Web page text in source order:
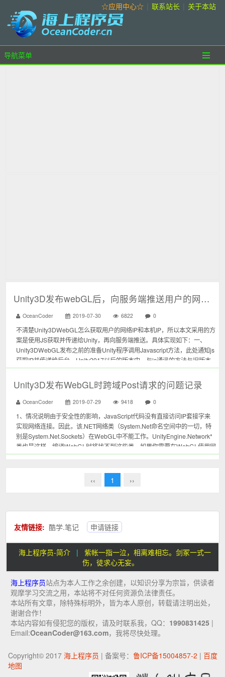
☆应用中心☆ 联系站长 关于本站
导航菜单
Unity3D发布webGL后，向服务端推送用户的网络IP和本机IP
OceanCoder 2019-07-30 6822 0
不清楚Unity3DWebGL怎么获取用户的网络IP和本机IP，所以本文采用的方
案是使用JS获取并传递给Unity，再向服务端推送。具体实现如下：一、
Unity3DWebGL发布之前的准备Unity程序调用Javascript方法，此处通知js
获取IP并传递给后台。Unity2017以后的版本中，与js通讯的方法与旧版本
不同，具体如下：http...
Unity3D发布WebGL时跨域Post请求的问题记录
OceanCoder 2019-07-29 9418 0
1、情况说明由于安全性的影响，JavaScript代码没有直接访问IP套接字来
实现网络连接。因此，该.NET网络类（System.Net命名空间中的一切，特
别是System.Net.Sockets）在WebGL中不能工作。UnityEngine.Network*
类也是这样，编译WebGL时将找不到这些类。如果你需要在WebGL使用网
络通信，你现在...
‹‹ 1 ››
友情链接: 酷学.笔记 申请链接
海上程序员-简介 |
紫帐一指一泣，相离难相忘。剑冢一式一
伤，徒求心无妄。
海上程序员站点为本人工作之余创建，以知识分享为宗旨，供读者
观摩学习交流之用，本站将不对任何资源负法律责任。
本站所有文章，除特殊标明外，皆为本人原创，转载请注明出处，
谢谢合作！
本站内容如有侵犯您的版权，请及时联系我，QQ： 1990831425 |
Email:OceanCoder@163.com，我将尽快处理。
Copyright© 2017海上程序员 | 备案号：鲁ICP备15004857-2 |百度
地图